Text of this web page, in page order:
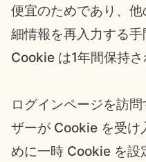
便宜のためであり、
細情報を再入力する
Cookie は1年間保持さ
ログインページを訪
ザーが Cookie を受け
めに一時 Cookie を設